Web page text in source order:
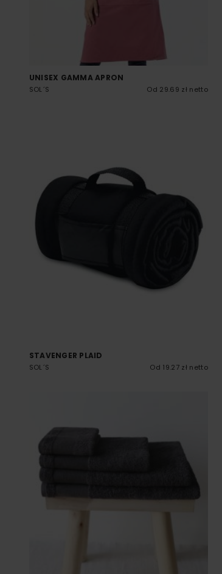
UNISEX GAMMA APRON
SOL´S Od 29.69 zł netto
STAVENGER PLAID
SOL´S Od 19.27 zł netto